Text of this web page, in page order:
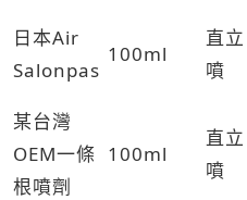
日本Air
Salonpas
100ml
直立
噴
某台灣
OEM一條
根噴劑
100ml
直立
噴